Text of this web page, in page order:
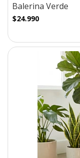
Balerina Verde
$24.990